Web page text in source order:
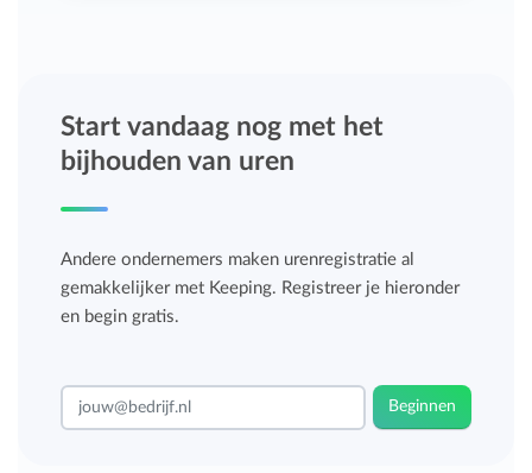
Start vandaag nog met het
bijhouden van uren
Andere ondernemers maken urenregistratie al
gemakkelijker met Keeping. Registreer je hieronder
en begin gratis.
Beginnen